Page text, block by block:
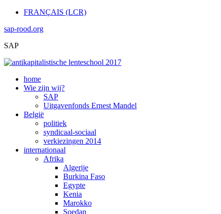
FRANÇAIS (LCR)
sap-rood.org
SAP
home
Wie zijn wij?
SAP
Uitgavenfonds Ernest Mandel
België
politiek
syndicaal-sociaal
verkiezingen 2014
internationaal
Afrika
Algerije
Burkina Faso
Egypte
Kenia
Marokko
Soedan